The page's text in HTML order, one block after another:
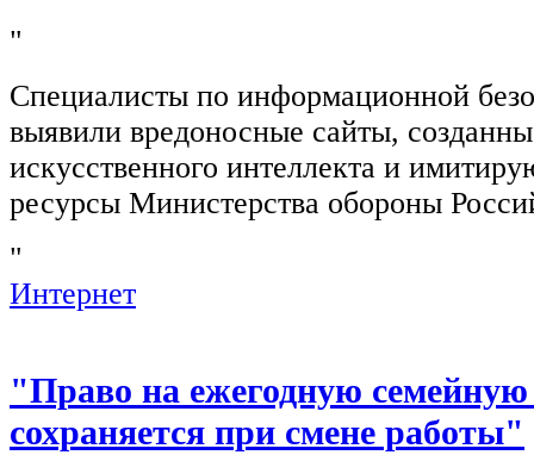
"
Специалисты по информационной
выявили вредоносные сайты,
искусственного интеллекта и
ресурсы Министерства обороны
"
Интернет
"Право на ежегодную
сохраняется при смене работы"